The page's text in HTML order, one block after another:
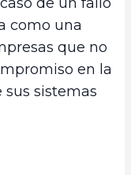
como una
que no
en la
sistemas